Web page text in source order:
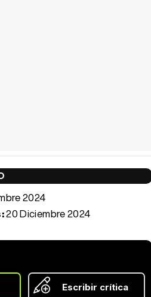
2024
20 Diciembre 2024
Escribir crítica